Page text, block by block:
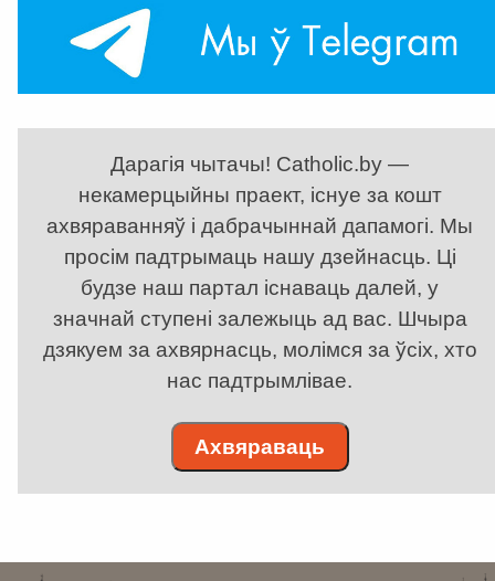
Дарагія чытачы! Catholic.by —
некамерцыйны праект, існуе за кошт
ахвяраванняў і дабрачыннай дапамогі. Мы
просім падтрымаць нашу дзейнасць. Ці
будзе наш партал існаваць далей, у
значнай ступені залежыць ад вас. Шчыра
дзякуем за ахвярнасць, молімся за ўсіх, хто
нас падтрымлівае.
Ахвяраваць